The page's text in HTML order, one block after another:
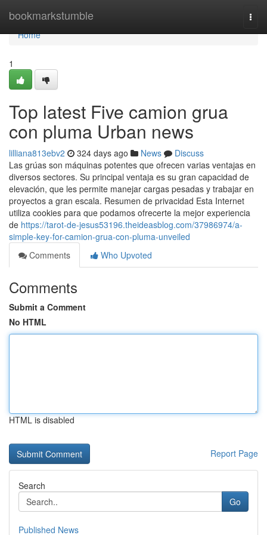
bookmarkstumble
Home
Home
1
Top latest Five camion grua
con pluma Urban news
lilliana813ebv2 324 days ago News
Discuss
Las grúas son máquinas potentes que ofrecen varias ventajas en
diversos sectores. Su principal ventaja es su gran capacidad de
elevación, que les permite manejar cargas pesadas y trabajar en
proyectos a gran escala. Resumen de privacidad Esta Internet
utiliza cookies para que podamos ofrecerte la mejor experiencia
de https://tarot-de-jesus53196.theideasblog.com/37986974/a-
simple-key-for-camion-grua-con-pluma-unveiled
Comments
Who Upvoted
Comments
Submit a Comment
No HTML
HTML is disabled
Report Page
Search
Go
Published News